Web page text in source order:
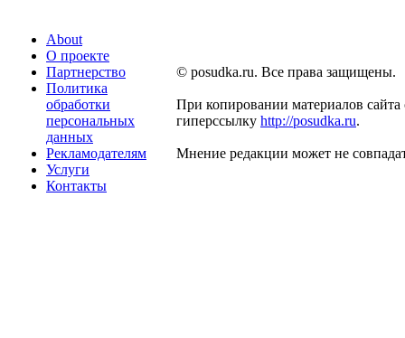
About
О проекте
Партнерство
Политика
обработки
персональных
данных
Рекламодателям
Услуги
Контакты
© posudka.ru. Все права защищены.
При копировании материалов сайта
гиперссылку http://posudka.ru.
Мнение редакции может не